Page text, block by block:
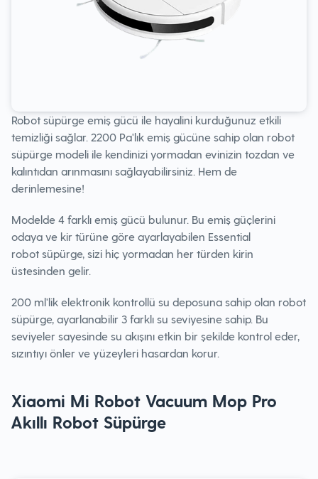
Robot süpürge emiş gücü ile hayalini kurduğunuz etkili
temizliği sağlar. 2200 Pa'lık emiş gücüne sahip olan robot
süpürge modeli ile kendinizi yormadan evinizin tozdan ve
kalıntıdan arınmasını sağlayabilirsiniz. Hem de
derinlemesine!
Modelde 4 farklı emiş gücü bulunur. Bu emiş güçlerini
odaya ve kir türüne göre ayarlayabilen Essential
robot süpürge, sizi hiç yormadan her türden kirin
üstesinden gelir.
200 ml'lik elektronik kontrollü su deposuna sahip olan robot
süpürge, ayarlanabilir 3 farklı su seviyesine sahip. Bu
seviyeler sayesinde su akışını etkin bir şekilde kontrol eder,
sızıntıyı önler ve yüzeyleri hasardan korur.
Xiaomi Mi Robot Vacuum Mop Pro
Akıllı Robot Süpürge